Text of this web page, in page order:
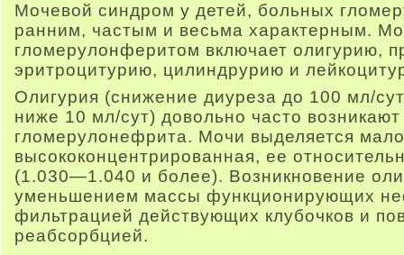
Мочевой синдром у детей, больных
ранним, частым и весьма характерным.
гломерулонферитом включает олигурию,
эритроцитурию, цилиндрурию и
Олигурия (снижение диуреза до 100 мл/
ниже 10 мл/сут) довольно часто
гломерулонефрита. Мочи выделяется
высококонцентрированная, ее
(1.030—1.040 и более). Возникновение
уменьшением массы функционирующих
фильтрацией действующих клубочков и
реабсорбцией.